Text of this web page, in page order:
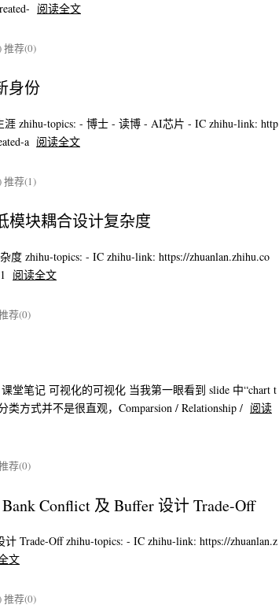
阅读全文
推荐(0)
身份
zhihu-topics: - 博士 - 读博 - AI芯片 - IC zhihu-link: http
a 阅读全文
推荐(1)
模块耦合设计复杂度
zhihu-topics: - IC zhihu-link: https://zhuanlan.zhihu.co
阅读全文
荐(0)
堂笔记 可视化的可视化 当我第一眼看到 slide 中“chart t
方式并不是很直观，Comparsion / Relationship / 阅读
荐(0)
Conflict 及 Buffer 设计 Trade-Off
Trade-Off zhihu-topics: - IC zhihu-link: https://zhuanlan.z
文
推荐(0)